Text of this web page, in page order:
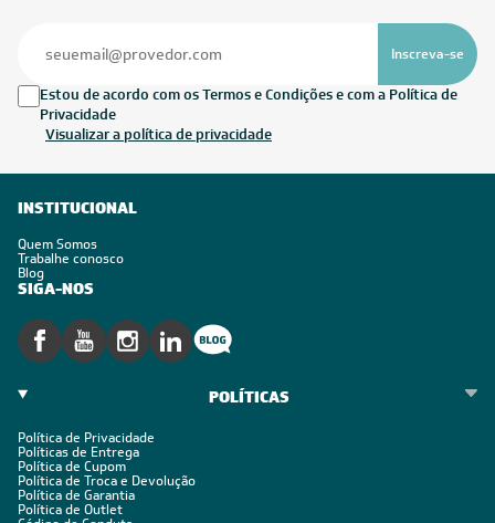
Inscreva-se
Estou de acordo com os Termos e Condições e com a Política de
Privacidade
Visualizar a política de privacidade
INSTITUCIONAL
Quem Somos
Trabalhe conosco
Blog
SIGA-NOS
POLÍTICAS
Política de Privacidade
Políticas de Entrega
Política de Cupom
Política de Troca e Devolução
Política de Garantia
Política de Outlet